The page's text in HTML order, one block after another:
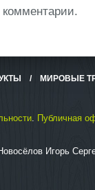
/ МИРОВЫЕ
. Публичная
Игорь